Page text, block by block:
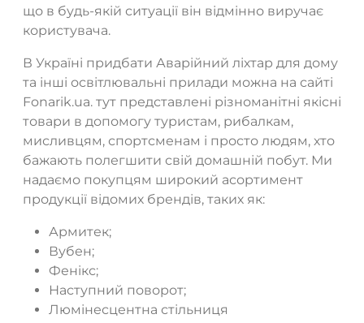
що в будь-якій ситуації він відмінно виручає
користувача.
В Україні придбати Аварійний ліхтар для дому
та інші освітлювальні прилади можна на сайті
Fonarik.ua. тут представлені різноманітні якісні
товари в допомогу туристам, рибалкам,
мисливцям, спортсменам і просто людям, хто
бажають полегшити свій домашній побут. Ми
надаємо покупцям широкий асортимент
продукції відомих брендів, таких як:
Армитек;
Вубен;
Фенікс;
Наступний поворот;
Люмінесцентна стільниця